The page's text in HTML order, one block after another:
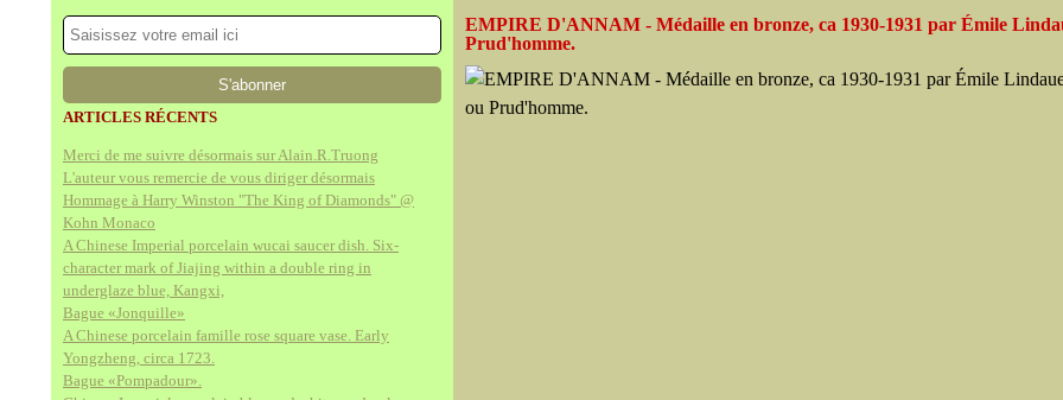
ARTICLES RÉCENTS
Merci de me suivre désormais sur Alain.R.Truong
L'auteur vous remercie de vous diriger désormais
Hommage à Harry Winston "The King of Diamonds" @
Kohn Monaco
A Chinese Imperial porcelain wucai saucer dish. Six-
character mark of Jiajing within a double ring in
underglaze blue, Kangxi,
Bague «Jonquille»
A Chinese porcelain famille rose square vase. Early
Yongzheng, circa 1723.
Bague «Pompadour».
EMPIRE D'ANNAM - Médaille en bronze, ca 1930-1931 par Émile
Prud'homme.